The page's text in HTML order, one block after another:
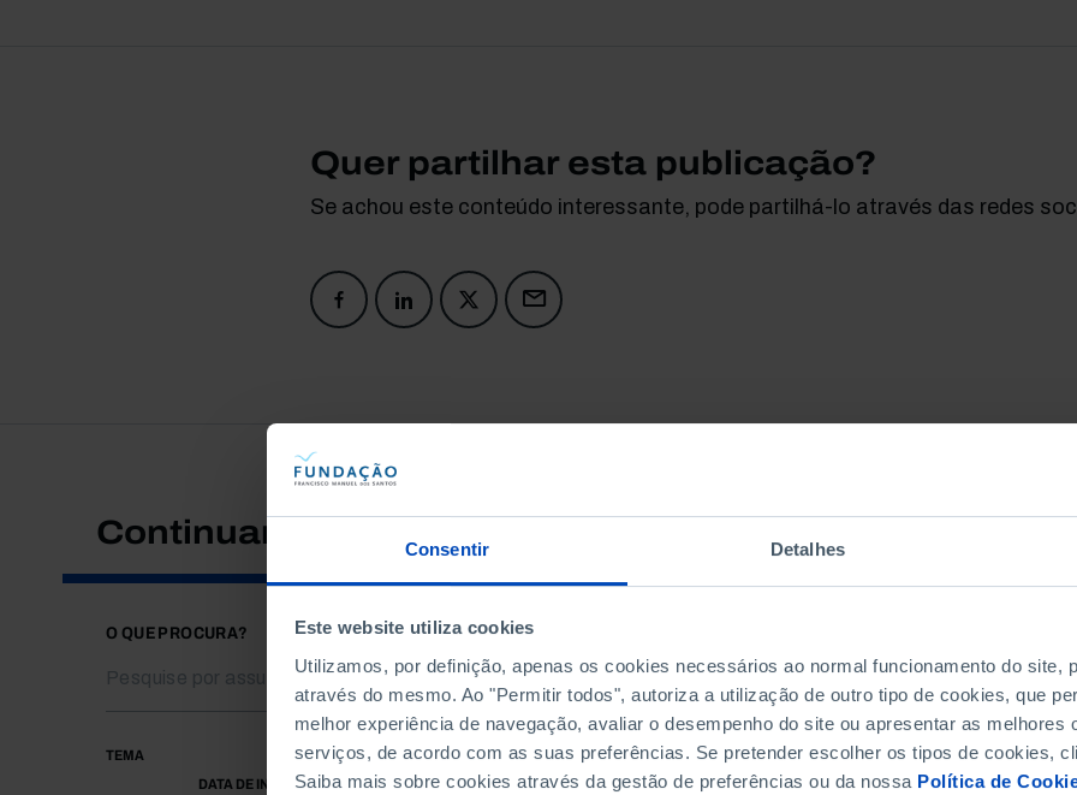
Consentir Detalhes
Este website utiliza cookies
Utilizamos, por definição, apenas os cookies necessários ao normal funcionamento do site,
através do mesmo. Ao "Permitir todos", autoriza a utilização de outro tipo de cookies, que
melhor experiência de navegação, avaliar o desempenho do site ou apresentar as melhores
serviços, de acordo com as suas preferências. Se pretender escolher os tipos de cookies,
Saiba mais sobre cookies através da gestão de preferências ou da nossa Política de
Quer partilhar esta publicação?
Se achou este conteúdo interessante, pode partilhá-lo através das redes
Continuar a pesquisar
O QUE PROCURA?
TEMA
DATA DE INÍCIO
DATA DE FIM